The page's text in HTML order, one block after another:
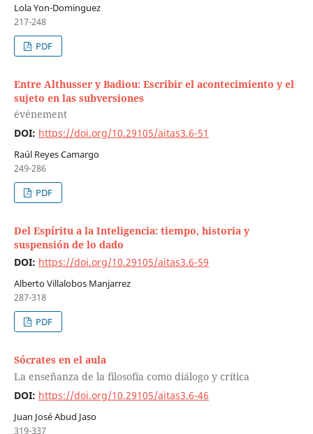
Lola Yon-Dominguez
217-248
PDF
Entre Althusser y Badiou: Escribir el acontecimiento y el
sujeto en las subversiones
événement
DOI: https://doi.org/10.29105/aitas3.6-51
Raúl Reyes Camargo
249-286
PDF
Del Espíritu a la Inteligencia: tiempo, historia y
suspensión de lo dado
DOI: https://doi.org/10.29105/aitas3.6-59
Alberto Villalobos Manjarrez
287-318
PDF
Sócrates en el aula
La enseñanza de la filosofía como diálogo y crítica
DOI: https://doi.org/10.29105/aitas3.6-46
Juan José Abud Jaso
319-337